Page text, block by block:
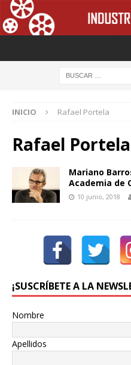
INICIO Rafael Portela
Rafael Portela
Mariano
Academia de
10 junio, 2018
¡SUSCRÍBETE A LA
Nombre
Apellidos